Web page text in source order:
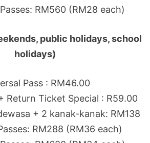
RM560 (RM28 each)
public holidays, school
holidays)
Pass : RM46.00
Return Ticket Special : R59.00
+ 2 kanak-kanak: RM138
RM288 (RM36 each)